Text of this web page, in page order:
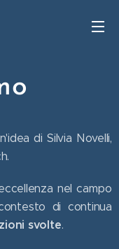
di Silvia Novelli,
nel campo
di continua
svolte.